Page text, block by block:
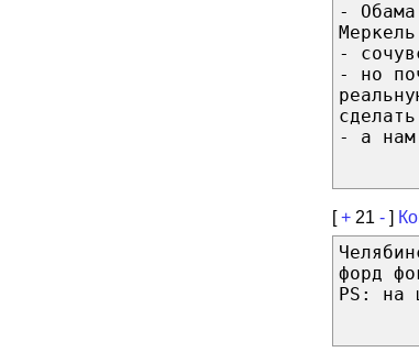
-
-
- но
- а нам
[+ 21 - ]
форд
PS: на